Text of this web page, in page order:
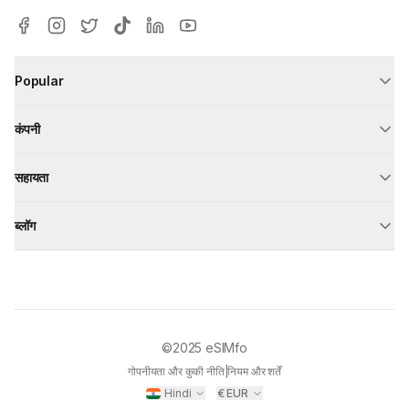
Popular
कंपनी
सहायता
ब्लॉग
©2025 eSIMfo
गोपनीयता और कुकी नीति|नियम और शर्तें
Hindi
€EUR